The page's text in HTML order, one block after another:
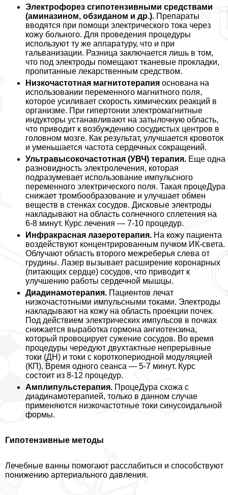
Электрофорез сгипотензивными средствами
(аминазином, обзиданом и др.). Препараты
вводятся при помощи электрического тока через
кожу больного. Для проведения процедуры
используют ту же аппаратуру, что и при
гальванизации. Разница заключается лишь в том,
что под электроды помещают тканевые прокладки,
пропитанные лекарственным средством.
Низкочастотная магнитотерапия основана на
использовании переменного магнитного поля,
которое усиливает скорость химических реакций в
организме. При гипертонии электромагнитные
индукторы устанавливают на затылочную область,
что приводит к возбуждению сосудистых центров в
головном мозге. Как результат, улучшается кровоток
и уменьшается частота сердечных сокращений.
Ультравысокочастотная (УВЧ) терапия. Еще одна
разновидность электролечения, которая
подразумевает использование импульсного
переменного электрического поля. Такая процеДypa
снижает тромбообразование и улучшает обмен
веществ в стенках сосудов. Дисковые электроды
накладывают на область солнечного сплетения на
6-8 минут. Курс лечения — 7-10 процедур.
Инфpaкрасная лазеротерапия. На кожу пациента
воздействуют концентрированным пучком ИК-света.
Облучают область второго межреберья слева от
гpyдины. Лазер вызывает расширение коронарных
(питающих сердце) сосудов, что приводит к
улучшению работы сердечной мышцы.
Диадинамотерапия. Пациентов лечат
низкочастотными импульсными токами. Электроды
накладывают на кожу на область проекции почек.
Под действием электрических импульсов в почках
снижается выработка гормона ангиотензина,
который провоцирует сужение сосудов. Во время
процедуры чередуют двухтактные непрерывные
токи (ДН) и токи с короткопериодной модуляцией
(КП). Время одного сеанса — 5-7 минут. Курс
состоит из 8-12 процедур.
Амплипульстерапия. ПроцеДypa схожа с
диадинамотерапией, только в данном случае
применяются низкочастотные токи синусоидальной
формы.
Гипотензивные методы
Лечебные ванны помогают расслабиться и способствуют
понижению артериального давления.